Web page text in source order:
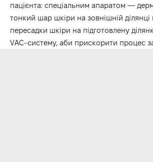
пацієнта: спеціальним апаратом —
тонкий шар шкіри на зовнішній ділянці
пересадки шкіри на підготовлену
VAC-систему, аби прискорити процес